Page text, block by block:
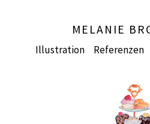
MELANIE
Illustration Referenzen